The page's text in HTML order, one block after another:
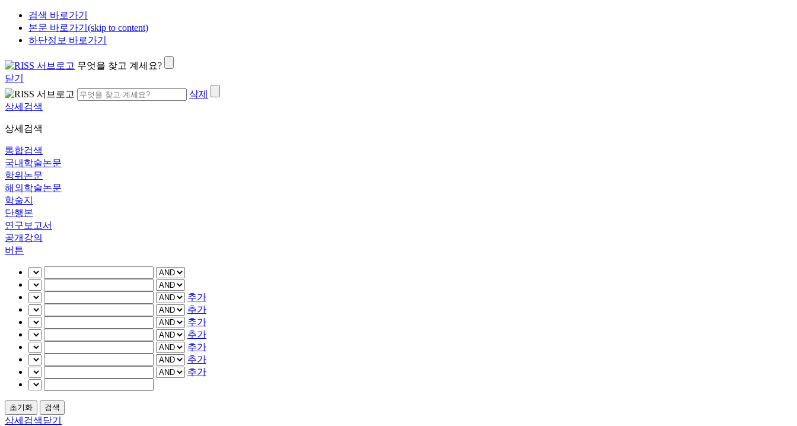
검색 바로가기
본문 바로가기(skip to content)
하단정보 바로가기
무엇을 찾고 계세요?
닫기
삭제
상세검색
상세검색
통합검색
국내학술논문
학위논문
해외학술논문
학술지
단행본
연구보고서
공개강의
버튼
추가
추가
추가
추가
추가
추가
추가
상세검색닫기